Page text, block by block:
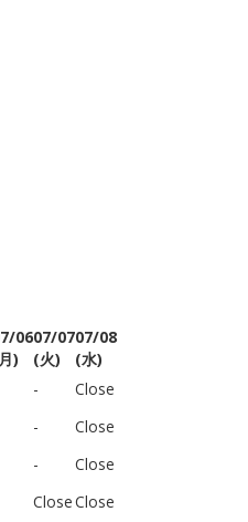
06
)
07/07
(火)
07/08
(水)
- Close
- Close
- Close
CloseClose